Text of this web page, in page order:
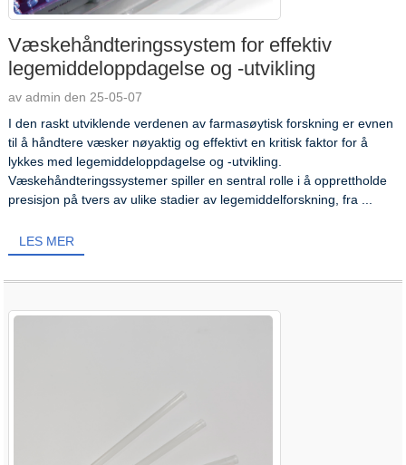
Væskehåndteringssystem for effektiv
legemiddeloppdagelse og -utvikling
av admin den 25-05-07
I den raskt utviklende verdenen av farmasøytisk forskning er evnen
til å håndtere væsker nøyaktig og effektivt en kritisk faktor for å
lykkes med legemiddeloppdagelse og -utvikling.
Væskehåndteringssystemer spiller en sentral rolle i å opprettholde
presisjon på tvers av ulike stadier av legemiddelforskning, fra ...
LES MER